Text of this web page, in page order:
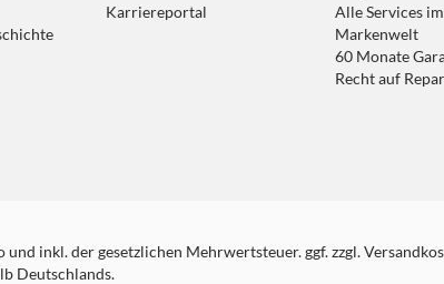
Karriereportal
Alle Services
Markenwelt
60 Monate
Recht auf
und inkl. der gesetzlichen Mehrwertsteuer. ggf. zzgl.
Deutschlands.